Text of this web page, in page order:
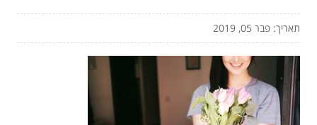
תאריך: פבר 05, 2019